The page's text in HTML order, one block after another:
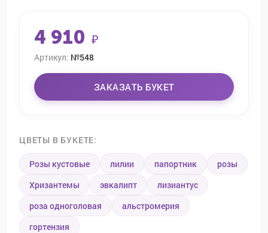
4 910 ₽
Артикул: №548
ЗАКАЗАТЬ БУКЕТ
ЦВЕТЫ В БУКЕТЕ:
Розы кустовые лилии папортник
розы
Хризантемы
эвкалипт
лизиантус
роза одноголовая
альстромерия
гортензия